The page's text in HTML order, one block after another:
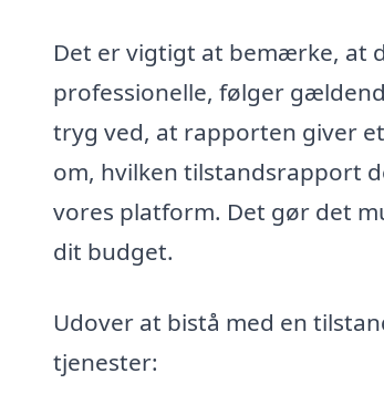
Det er vigtigt at bemærke, at
professionelle, følger
tryg ved, at rapporten giver
om, hvilken tilstandsrapport
vores platform. Det gør det
dit budget.
Udover at bistå med en
tjenester: